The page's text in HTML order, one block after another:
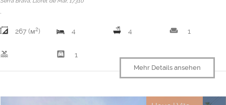
.
267 (м2) 4 4 weekend 1
pool garage 1
Mehr Details ansehen